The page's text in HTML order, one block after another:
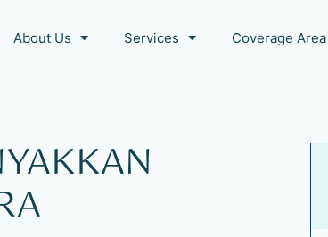
About Us Services Coverage Area